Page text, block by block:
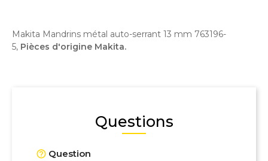
Makita Mandrins métal auto-serrant 13 mm 763196-
5, Pièces d'origine Makita.
Questions
Question